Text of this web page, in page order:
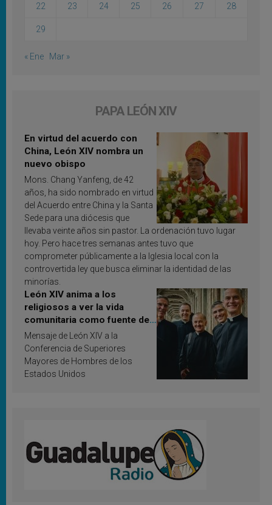
22 23 24 25 26 27 28
29
« Ene Mar »
PAPA LEÓN XIV
En virtud del acuerdo con
China, León XIV nombra un
nuevo obispo
Mons. Chang Yanfeng, de 42
años, ha sido nombrado en virtud
del Acuerdo entre China y la Santa
Sede para una diócesis que
llevaba veinte años sin pastor. La ordenación tuvo lugar
hoy. Pero hace tres semanas antes tuvo que
comprometer públicamente a la Iglesia local con la
controvertida ley que busca eliminar la identidad de las
minorías.
León XIV anima a los
religiosos a ver la vida
comunitaria como fuente de
inspiración y santificación
Mensaje de León XIV a la
Conferencia de Superiores
Mayores de Hombres de los
Estados Unidos